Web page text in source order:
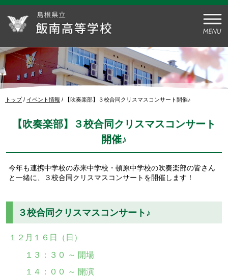
このページの本文へ
現
トップ/ イベント情報 / 【吹奏楽部】３校合同クリスマスコンサート開催♪
【吹奏楽部】３校合同クリスマスコンサート
開催♪
今年も連携中学校の赤来中学校・頓原中学校の吹奏楽部の皆さん
と一緒に、３校合同クリスマスコンサートを開催します！
３校合同クリスマスコンサート♪
１２月１６日（日）
１３：３０ ～ 開場
１４：００ ～ 開演